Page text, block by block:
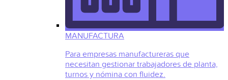
MANUFACTURA
Para empresas manufactureras que
necesitan gestionar trabajadores de planta,
turnos y nómina con fluidez.